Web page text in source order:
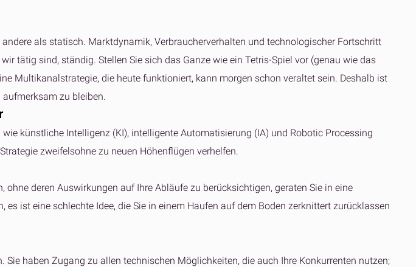
als statisch. Marktdynamik, Verbraucherverhalten und technologischer Fortschritt
tätig sind, ständig. Stellen Sie sich das Ganze wie ein Tetris-Spiel vor (genau wie das
Multikanalstrategie, die heute funktioniert, kann morgen schon veraltet sein. Deshalb ist
zu bleiben.
künstliche Intelligenz (KI), intelligente Automatisierung (IA) und Robotic Processing
zweifelsohne zu neuen Höhenflügen verhelfen.
ohne deren Auswirkungen auf Ihre Abläufe zu berücksichtigen, geraten Sie in eine
es ist eine schlechte Idee, die Sie in einem Haufen auf dem Boden zerknittert zurücklassen
Sie haben Zugang zu allen technischen Möglichkeiten, die auch Ihre Konkurrenten nutzen;